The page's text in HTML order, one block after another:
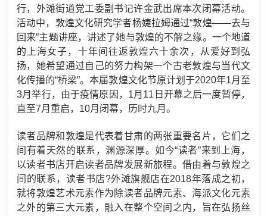
行，外滩街道党工委副书记许金武出席本次闭幕活动。
活动中，敦煌文化研究学者杨婕拉姆通过“敦煌——去与
回来”主题讲座，讲述了她与敦煌的不解之缘。一个地道
的上海女子，十年间往返敦煌六十余次，从爱好到弘
扬，她希望通过自己的努力构架一个古老敦煌与当代文
化传播的“桥梁”。本届敦煌文化节原计划于2020年1月至
3月举行，由于疫情原因，1月11日开幕之后一度暂停，
直至7月重启，10月闭幕，历时九月。
读者品牌和敦煌是代表着甘肃的两张重要名片，它们之
间有着天然的联系，渊源深厚。如今“读者”来到上海，
以读者书店开启读者品牌发展新旅程。借由着与敦煌之
间的联系，读者书店?外滩旗舰店在2018年落成之初，
就将敦煌艺术元素作为除读者品牌元素、海派文化元素
之外的第三大元素，融入在整个空间之内，旨在弘扬丝